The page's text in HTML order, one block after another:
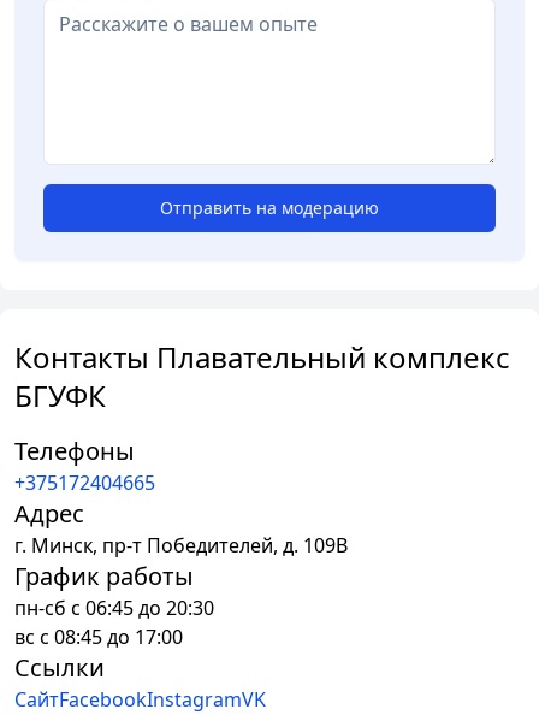
Отправить на модерацию
Контакты Плавательный комплекс
БГУФК
Телефоны
+375172404665
Адрес
г. Минск, пр-т Победителей, д. 109В
График работы
пн-сб с 06:45 до 20:30
вс с 08:45 до 17:00
Ссылки
СайтFacebookInstagramVK